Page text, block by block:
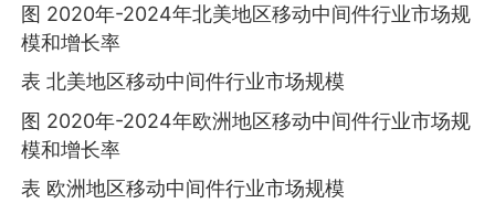
图 2020年-2024年北美地区移动中间件行业市场规
模和增长率
表 北美地区移动中间件行业市场规模
图 2020年-2024年欧洲地区移动中间件行业市场规
模和增长率
表 欧洲地区移动中间件行业市场规模